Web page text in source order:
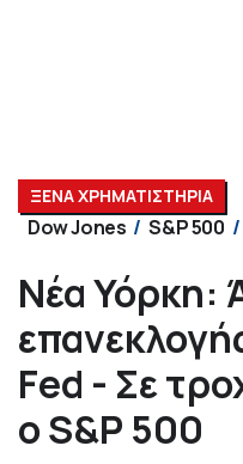
ΞΕΝΑ ΧΡΗΜΑΤΙΣΤΗΡΙΑ
Dow Jones
S&P 500
Νέα Υόρκη:
Fed - Σε
ο S&P 500